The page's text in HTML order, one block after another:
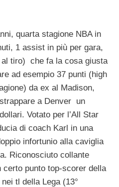
quarta stagione NBA in
1 assist in più per gara,
tiro) che fa la cosa giusta
ad esempio 37 punti (high
da ex al Madison,
a Denver un
Votato per l’All Star
di coach Karl in una
infortunio alla caviglia
Riconosciuto collante
certo punto top-scorer della
tl della Lega (13°